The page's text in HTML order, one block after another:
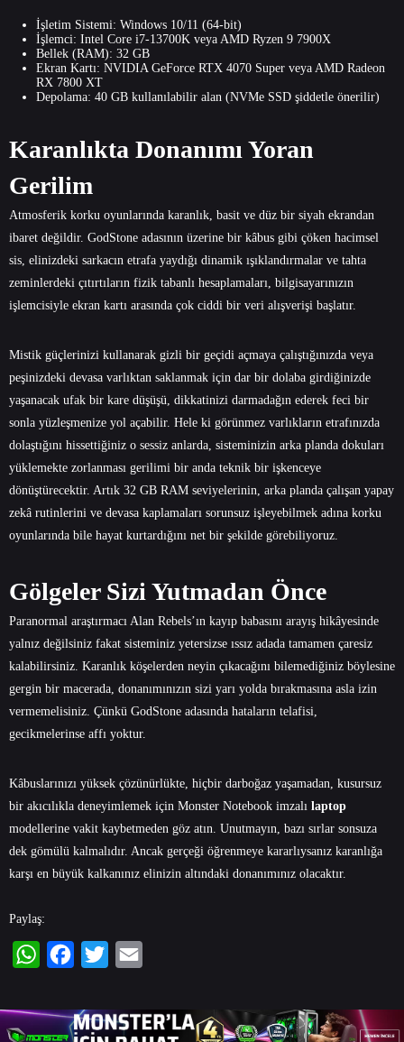
İşletim Sistemi: Windows 10/11 (64-bit)
İşlemci: Intel Core i7-13700K veya AMD Ryzen 9 7900X
Bellek (RAM): 32 GB
Ekran Kartı: NVIDIA GeForce RTX 4070 Super veya AMD Radeon
RX 7800 XT
Depolama: 40 GB kullanılabilir alan (NVMe SSD şiddetle önerilir)
Karanlıkta Donanımı Yoran
Gerilim
Atmosferik korku oyunlarında karanlık, basit ve düz bir siyah ekrandan
ibaret değildir. GodStone adasının üzerine bir kâbus gibi çöken hacimsel
sis, elinizdeki sarkacın etrafa yaydığı dinamik ışıklandırmalar ve tahta
zeminlerdeki çıtırtıların fizik tabanlı hesaplamaları, bilgisayarınızın
işlemcisiyle ekran kartı arasında çok ciddi bir veri alışverişi başlatır.
Mistik güçlerinizi kullanarak gizli bir geçidi açmaya çalıştığınızda veya
peşinizdeki devasa varlıktan saklanmak için dar bir dolaba girdiğinizde
yaşanacak ufak bir kare düşüşü, dikkatinizi darmadağın ederek feci bir
sonla yüzleşmenize yol açabilir. Hele ki görünmez varlıkların etrafınızda
dolaştığını hissettiğiniz o sessiz anlarda, sisteminizin arka planda dokuları
yüklemekte zorlanması gerilimi bir anda teknik bir işkenceye
dönüştürecektir. Artık 32 GB RAM seviyelerinin, arka planda çalışan yapay
zekâ rutinlerini ve devasa kaplamaları sorunsuz işleyebilmek adına korku
oyunlarında bile hayat kurtardığını net bir şekilde görebiliyoruz.
Gölgeler Sizi Yutmadan Önce
Paranormal araştırmacı Alan Rebels’ın kayıp babasını arayış hikâyesinde
yalnız değilsiniz fakat sisteminiz yetersizse ıssız adada tamamen çaresiz
kalabilirsiniz. Karanlık köşelerden neyin çıkacağını bilemediğiniz böylesine
gergin bir macerada, donanımınızın sizi yarı yolda bırakmasına asla izin
vermemelisiniz. Çünkü GodStone adasında hataların telafisi,
gecikmelerinse affı yoktur.
Kâbuslarınızı yüksek çözünürlükte, hiçbir darboğaz yaşamadan, kusursuz
bir akıcılıkla deneyimlemek için Monster Notebook imzalı laptop
modellerine vakit kaybetmeden göz atın. Unutmayın, bazı sırlar sonsuza
dek gömülü kalmalıdır. Ancak gerçeği öğrenmeye kararlıysanız karanlığa
karşı en büyük kalkanınız elinizin altındaki donanımınız olacaktır.
Paylaş: